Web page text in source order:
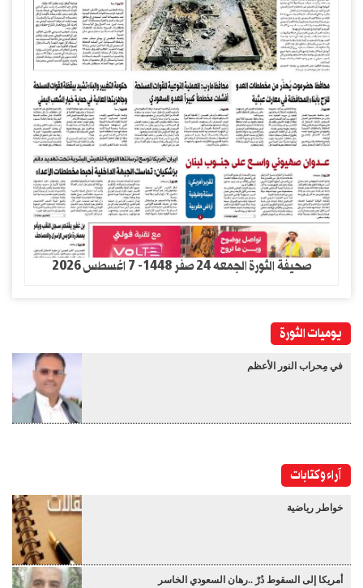
صحيفة الثورة الجمعه 24 صفر 1448- 7 اغسطس 2026
يوميات الثورة
في مِحراب النور الأعظم
آراء وكتابات
خواطر رياضية
أمريكا إلى السقوط دُرْ ..رهان السعودي الخاسر